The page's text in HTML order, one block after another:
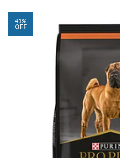
41%
OFF